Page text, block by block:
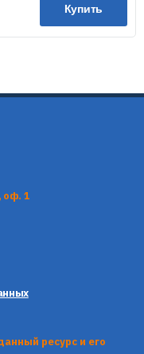
Купить
оф. 1
ресурс и его